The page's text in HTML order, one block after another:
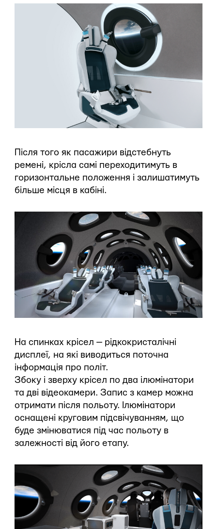
Після того як пасажири відстебнуть
ремені, крісла самі переходитимуть в
горизонтальне положення і залишатимуть
більше місця в кабіні.
На спинках крісел — рідкокристалічні
дисплеї, на які виводиться поточна
інформація про політ.
Збоку і зверху крісел по два ілюмінатори
та дві відеокамери. Запис з камер можна
отримати після польоту. Ілюмінатори
оснащені круговим підсвічуванням, що
буде змінюватися під час польоту в
залежності від його етапу.